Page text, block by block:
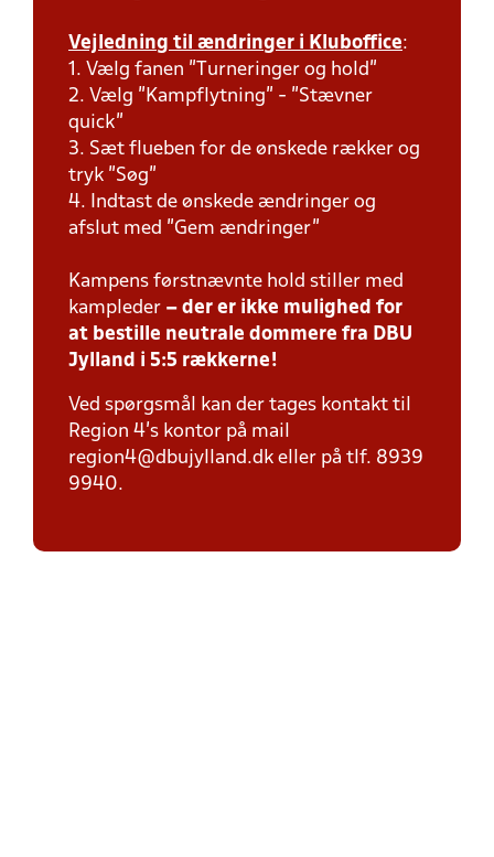
Vejledning til ændringer i Kluboffice:
1. Vælg fanen "Turneringer og hold"
2. Vælg "Kampflytning" - "Stævner
quick"
3. Sæt flueben for de ønskede rækker og
tryk "Søg"
4. Indtast de ønskede ændringer og
afslut med "Gem ændringer"
Kampens førstnævnte hold stiller med
kampleder – der er ikke mulighed for
at bestille neutrale dommere fra DBU
Jylland i 5:5 rækkerne!
Ved spørgsmål kan der tages kontakt til
Region 4's kontor på mail
region4@dbujylland.dk eller på tlf. 8939
9940.